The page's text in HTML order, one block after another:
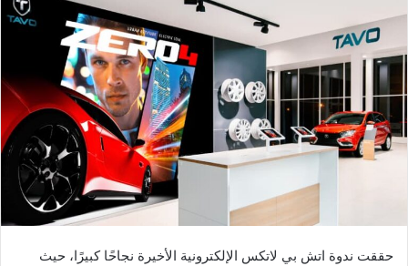
حققت ندوة اتش بي لاتكس الإلكترونية الأخيرة نجاحًا كبيرًا، حيث